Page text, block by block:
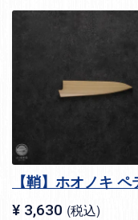
【鞘】ホオノキ ペ
¥ 3,630 税込